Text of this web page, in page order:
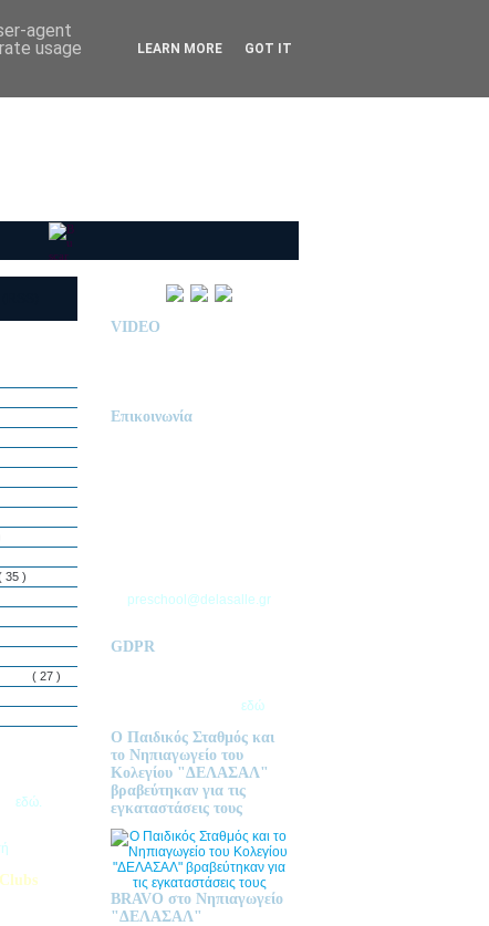
35 )
( 27 )
εδώ.
VIDEO
Επικοινωνία
preschool@delasalle.gr
GDPR
εδώ
Ο Παιδικός Σταθμός και
το Νηπιαγωγείο του
Κολεγίου "ΔΕΛΑΣΑΛ"
βραβεύτηκαν για τις
εγκαταστάσεις τους
BRAVO στο Νηπιαγωγείο
"ΔΕΛΑΣΑΛ"
agent
usage
LEARN MORE GOT IT